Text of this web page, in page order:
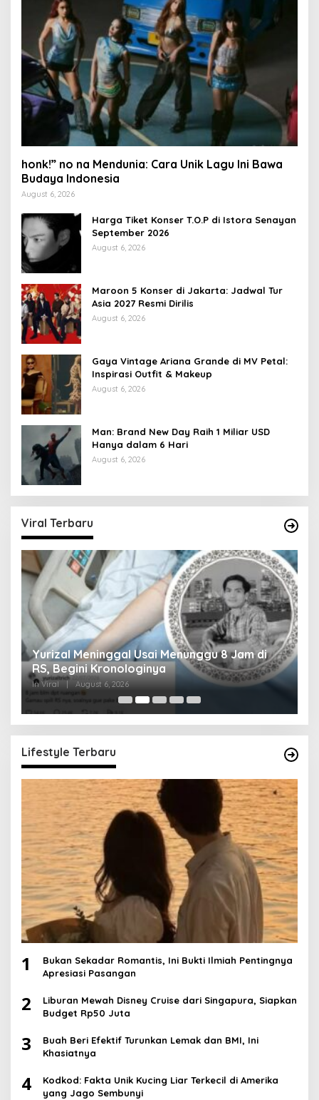
honk!” no na Mendunia: Cara Unik Lagu Ini Bawa
Budaya Indonesia
August 6, 2026
Harga Tiket Konser T.O.P di Istora Senayan
September 2026
August 6, 2026
Maroon 5 Konser di Jakarta: Jadwal Tur
Asia 2027 Resmi Dirilis
August 6, 2026
Gaya Vintage Ariana Grande di MV Petal:
Inspirasi Outfit & Makeup
August 6, 2026
Man: Brand New Day Raih 1 Miliar USD
Hanya dalam 6 Hari
August 6, 2026
Viral Terbaru
Yurizal Meninggal Usai Menunggu 8 Jam di
RS, Begini Kronologinya
In Viral August 6, 2026
Lifestyle Terbaru
1
Bukan Sekadar Romantis, Ini Bukti Ilmiah Pentingnya
Apresiasi Pasangan
2
Liburan Mewah Disney Cruise dari Singapura, Siapkan
Budget Rp50 Juta
3
Buah Beri Efektif Turunkan Lemak dan BMI, Ini
Khasiatnya
4
Kodkod: Fakta Unik Kucing Liar Terkecil di Amerika
yang Jago Sembunyi